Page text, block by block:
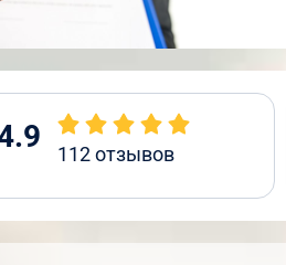
112отзывов